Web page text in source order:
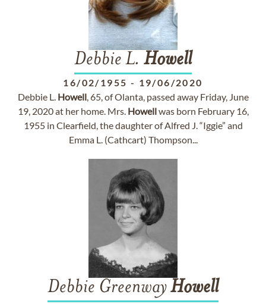
Debbie L. Howell
16/02/1955 - 19/06/2020
Debbie L. Howell, 65, of Olanta, passed away Friday, June
19, 2020 at her home. Mrs. Howellwas born February 16,
1955 in Clearfield, the daughter of Alfred J. “Iggie” and
Emma L. (Cathcart) Thompson...
Debbie GreenwayHowell